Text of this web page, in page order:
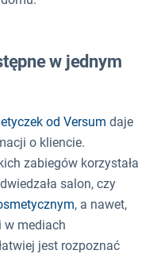
w jednym
od Versum daje
o kliencie.
zabiegów korzystała
salon, czy
, a nawet,
w mediach
jest rozpoznać